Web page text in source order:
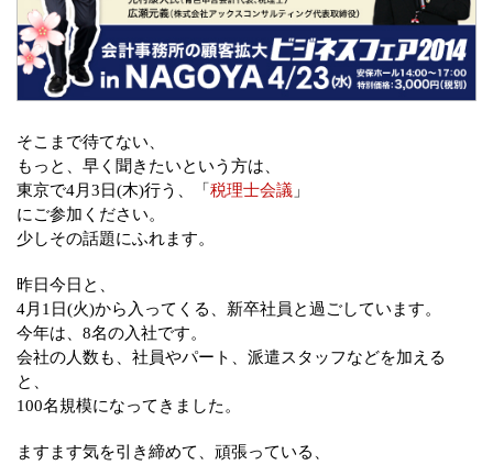
そこまで待てない、
もっと、早く聞きたいという方は、
東京で4月3日(木)行う、「 税理士会議 」
にご参加ください。
少しその話題にふれます。
昨日今日と、
4月1日(火)から入ってくる、新卒社員と過ごしています。
今年は、8名の入社です。
会社の人数も、社員やパート、派遣スタッフなどを加える
と、
100名規模になってきました。
ますます気を引き締めて、頑張っている、